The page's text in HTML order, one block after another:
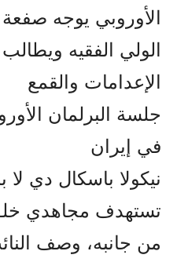
الأوروبي يوجه
الولي الفقيه
الإعدامات والقمع
جلسة البرلمان
في إيران
نيكولا باسكال دي لا
تستهدف مجاهدي
من جانبه، وصف